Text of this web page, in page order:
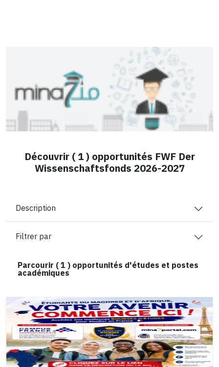
Découvrir ( 1 ) opportunités FWF Der
Wissenschaftsfonds 2026-2027
Description
Filtrer par
Parcourir (1 ) opportunités d'études et postes
académiques